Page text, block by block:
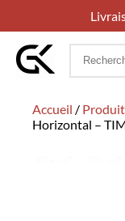
Accueil /
Horizontal –